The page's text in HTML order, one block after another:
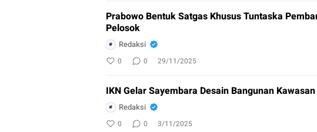
Prabowo Bentuk Satgas Khusus Tuntaska
Pelosok
Redaksi
0 0 29/11/2025
IKN Gelar Sayembara Desain Bangunan
Redaksi
0 0 3/11/2025